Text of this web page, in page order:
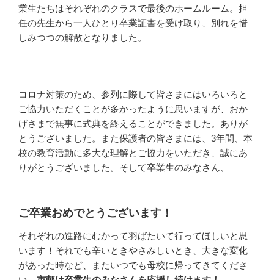
業生たちはそれぞれのクラスで最後のホームルーム。担
任の先生から一人ひとり卒業証書を受け取り、別れを惜
しみつつの解散となりました。
コロナ対策のため、参列に際して皆さまにはいろいろと
ご協力いただくことが多かったように思いますが、おか
げさまで無事に式典を終えることができました。ありが
とうございました。また保護者の皆さまには、3年間、本
校の教育活動に多大な理解とご協力をいただき、誠にあ
りがとうございました。そして卒業生のみなさん、
ご卒業おめでとうございます！
それぞれの進路にむかって羽ばたいて行ってほしいと思
います！それでも辛いときやさみしいとき、大きな変化
があった時など、またいつでも母校に帰ってきてくださ